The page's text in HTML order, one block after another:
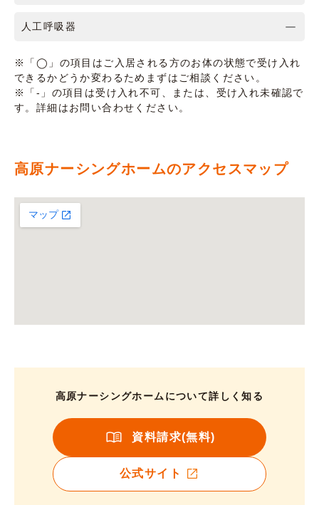
人工呼吸器
※「◯」の項目はご入居される方のお体の状態で受け入れ
できるかどうか変わるためまずはご相談ください。
※「-」の項目は受け入れ不可、または、受け入れ未確認で
す。詳細はお問い合わせください。
高原ナーシングホームのアクセスマップ
高原ナーシングホームについて詳しく知る
資料請求(無料)
公式サイト